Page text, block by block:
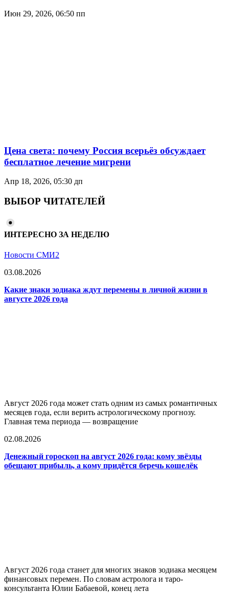
Июн 29, 2026, 06:50 пп
Цена света: почему Россия всерьёз обсуждает
бесплатное лечение мигрени
Апр 18, 2026, 05:30 дп
ВЫБОР ЧИТАТЕЛЕЙ
ИНТЕРЕСНО ЗА НЕДЕЛЮ
Новости СМИ2
03.08.2026
Какие знаки зодиака ждут перемены в личной жизни в
августе 2026 года
Август 2026 года может стать одним из самых романтичных
месяцев года, если верить астрологическому прогнозу.
Главная тема периода — возвращение
02.08.2026
Денежный гороскоп на август 2026 года: кому звёзды
обещают прибыль, а кому придётся беречь кошелёк
Август 2026 года станет для многих знаков зодиака месяцем
финансовых перемен. По словам астролога и таро-
консультанта Юлии Бабаевой, конец лета